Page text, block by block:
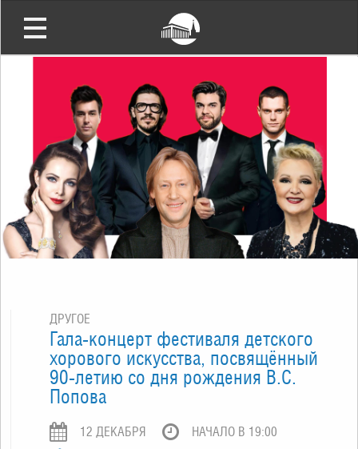
ДРУГОЕ
Гала-концерт фестиваля детского
хорового искусства, посвящённый
90-летию со дня рождения В.С.
Попова
12 ДЕКАБРЯ
НАЧАЛО В 19:00